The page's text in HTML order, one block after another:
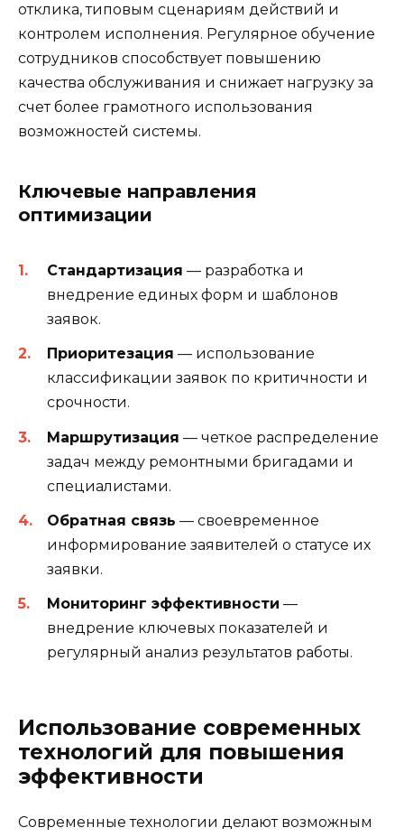
отклика, типовым сценариям действий и
контролем исполнения. Регулярное обучение
сотрудников способствует повышению
качества обслуживания и снижает нагрузку за
счет более грамотного использования
возможностей системы.
Ключевые направления
оптимизации
Стандартизация — разработка и
внедрение единых форм и шаблонов
заявок.
Приоритезация — использование
классификации заявок по критичности и
срочности.
Маршрутизация — четкое распределение
задач между ремонтными бригадами и
специалистами.
Обратная связь — своевременное
информирование заявителей о статусе их
заявки.
Мониторинг эффективности —
внедрение ключевых показателей и
регулярный анализ результатов работы.
Использование современных
технологий для повышения
эффективности
Современные технологии делают возможным